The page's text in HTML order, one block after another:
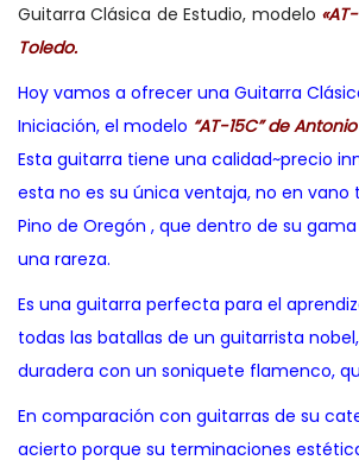
Guitarra Clásica de Estudio, modelo
Toledo.
Hoy vamos a ofrecer una Guitarra
Iniciación, el modelo “AT-15C” de
Esta guitarra tiene una calidad~precio
esta no es su única ventaja, no en vano
Pino de Oregón , que dentro de su
una rareza.
Es una guitarra perfecta para el
todas las batallas de un guitarrista
duradera con un soniquete flamenco,
En comparación con guitarras de su
acierto porque su terminaciones